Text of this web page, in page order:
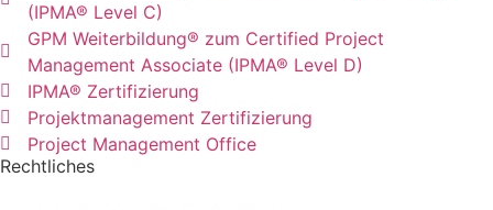
(IPMA® Level C)
GPM Weiterbildung® zum Certified Project
Management Associate (IPMA® Level D)
IPMA® Zertifizierung
Projektmanagement Zertifizierung
Project Management Office
Rechtliches